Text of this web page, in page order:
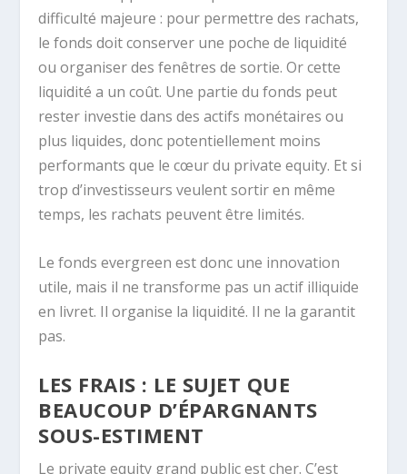
difficulté majeure : pour permettre des rachats,
le fonds doit conserver une poche de liquidité
ou organiser des fenêtres de sortie. Or cette
liquidité a un coût. Une partie du fonds peut
rester investie dans des actifs monétaires ou
plus liquides, donc potentiellement moins
performants que le cœur du private equity. Et si
trop d’investisseurs veulent sortir en même
temps, les rachats peuvent être limités.
Le fonds evergreen est donc une innovation
utile, mais il ne transforme pas un actif illiquide
en livret. Il organise la liquidité. Il ne la garantit
pas.
LES FRAIS : LE SUJET QUE
BEAUCOUP D’ÉPARGNANTS
SOUS-ESTIMENT
Le private equity grand public est cher. C’est